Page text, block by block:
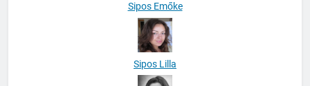
Sipos Emőke
Sipos Lilla